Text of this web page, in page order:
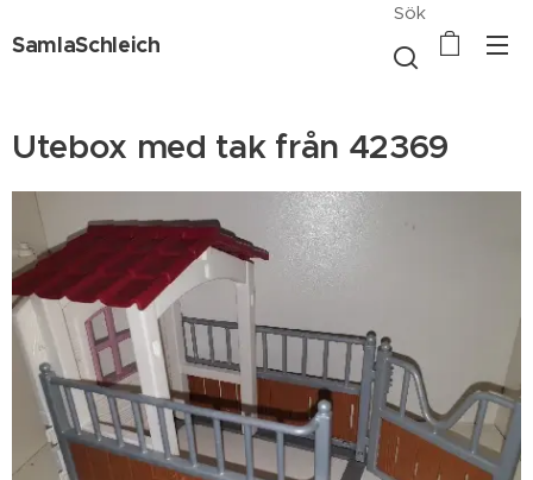
SamlaSchleich
Sök
Utebox med tak från 42369